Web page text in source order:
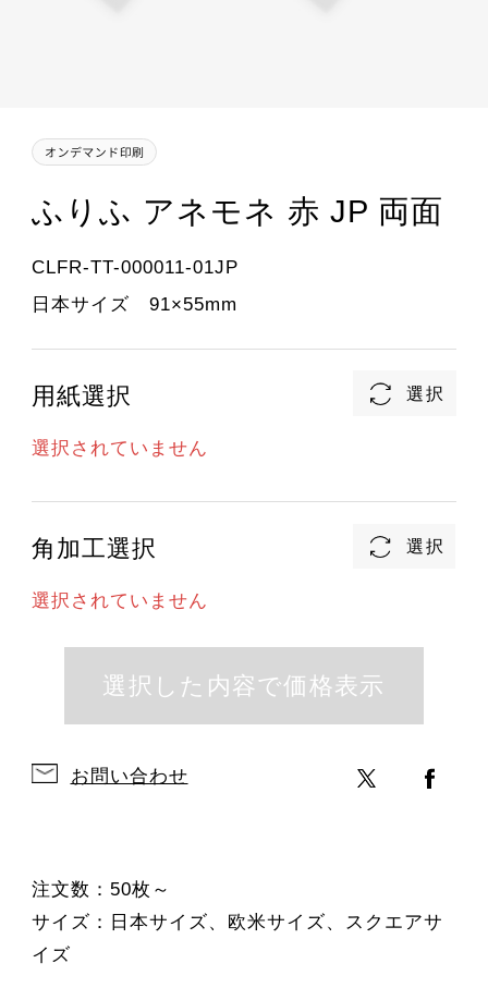
ふりふ アネモネ 赤 JP 両面
CLFR-TT-000011-01JP
日本サイズ 91×55mm
用紙選択
選択されていません
角加工選択
選択されていません
お問い合わせ
注文数：50枚～
サイズ：日本サイズ、欧米サイズ、スクエアサ
イズ